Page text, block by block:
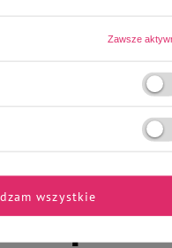
Zawsze
wszystkie